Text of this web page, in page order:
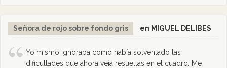
Señora de rojo sobre fondo gris en MIGUEL DELIBES
Yo mismo ignoraba como había solventado las
dificultades que ahora veía resueltas en el cuadro. Me